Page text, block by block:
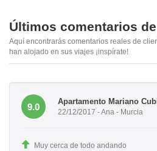
Últimos comentarios
Aquí encontrarás comentarios reales de
han alojado en sus viajes ¡inspírate!
9.0
Apartamento Mariano
22/12/2017 - Ana - Murcia
Muy cerca de todo andando